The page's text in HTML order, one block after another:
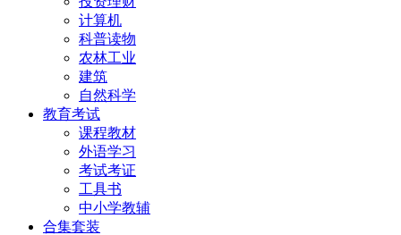
计算机
科普读物
农林工业
建筑
自然科学
教育考试
课程教材
外语学习
考试考证
工具书
中小学教辅
合集套装